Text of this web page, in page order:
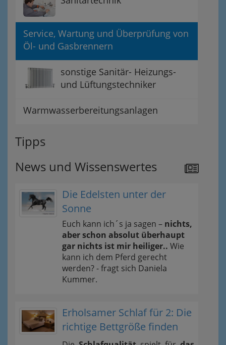
Service, Wartung und Überprüfung von
Öl- und Gasbrennern
sonstige Sanitär- Heizungs-
und Lüftungstechniker
Warmwasserbereitungsanlagen
Tipps
News und Wissenswertes
Die Edelsten unter der
Sonne
Euch kann ich´s ja sagen – nichts,
aber schon absolut überhaupt
gar nichts ist mir heiliger.. Wie
kann ich dem Pferd gerecht
werden? - fragt sich Daniela
Kummer.
Erholsamer Schlaf für 2: Die
richtige Bettgröße finden